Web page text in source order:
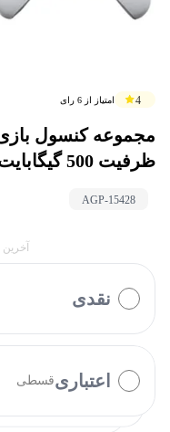
4 امتیاز از 6 رای
ظرفیت 500 گیگابایت به همراه دسته اضافی
AGP-15428
نقدی
اعتباریقسطی
با چه روشی